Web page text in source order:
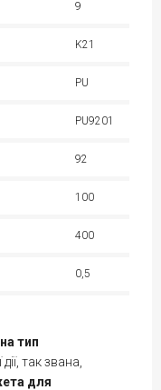
9
K21
PU
PU9201
92
100
400
0,5
тип
так звана,
для